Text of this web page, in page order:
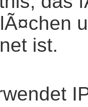
ist.